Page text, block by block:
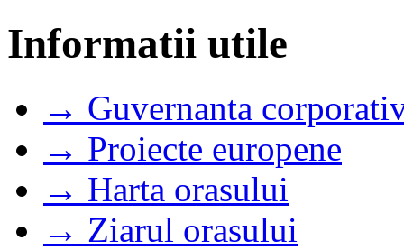
Informatii utile
→ Guvernanta
→ Proiecte europene
→ Harta orasului
→ Ziarul orasului